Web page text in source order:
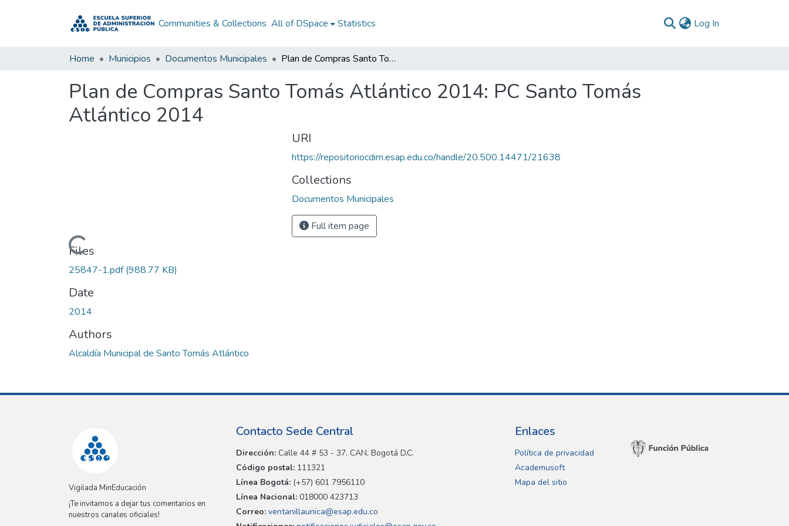
Communities & Collections All of DSpace Statistics Log In
Home Municipios Documentos Municipales Plan de Compras Santo Tomás Atlántico 2014: PC Santo Tomás Atlántico 2014
Plan de Compras Santo Tomás Atlántico 2014: PC Santo Tomás
Atlántico 2014
Loading...
Files
25847-1.pdf(988.77 KB)
Date
2014
Authors
Alcaldía Municipal de Santo Tomás Atlántico
URI
https://repositoriocdim.esap.edu.co/handle/20.500.14471/21638
Collections
Documentos Municipales
Full item page
Vigilada MinEducación
¡Te invitamos a dejar tus comentarios en
nuestros canales oficiales!
Contacto Sede Central
Dirección: Calle 44 # 53 - 37, CAN, Bogotá D.C.
Código postal: 111321
Línea Bogotá: (+57) 601 7956110
Línea Nacional: 018000 423713
Correo: ventanillaunica@esap.edu.co
Enlaces
Política de privacidad
Academusoft
Mapa del sitio